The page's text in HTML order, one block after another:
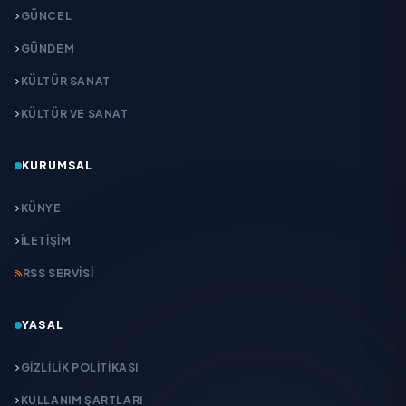
GÜNCEL
GÜNDEM
KÜLTÜR SANAT
KÜLTÜR VE SANAT
KURUMSAL
KÜNYE
İLETIŞIM
RSS SERVISI
YASAL
GIZLILIK POLITIKASI
KULLANIM ŞARTLARI